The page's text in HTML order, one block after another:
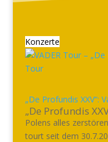
Konzerte
„De Profundis XXV“:
„De Profundis
Polens alles
tourt seit dem